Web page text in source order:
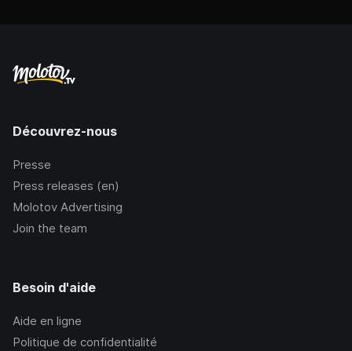
Découvrez-nous
Presse
Press releases (en)
Molotov Advertising
Join the team
Besoin d'aide
Aide en ligne
Politique de confidentialité